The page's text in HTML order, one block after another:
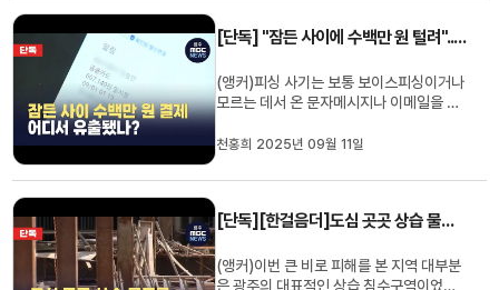
주에 사는 30대 강 모 씨의 신...
[단독] "잠든 사이에 수백만 원 털려"...개인정보 어디서 유출됐나?
(앵커)피싱 사기는 보통 보이스피싱이거나
모르는 데서 온 문자메시지나 이메일을 접
런 사이트에 접속하지 않았는데도 자신이
무단으로 결제되는 일이 벌어졌습니다.카
는데, 어디서 어떻게 유출된 ...
천홍희 2025년 09월 11일
[단독][한걸음더]도심 곳곳 상습 물그릇.. 방재시설은 하세월
(앵커)이번 큰 비로 피해를 본 지역 대부분
은 광주의 대표적인 상습 침수구역이었습